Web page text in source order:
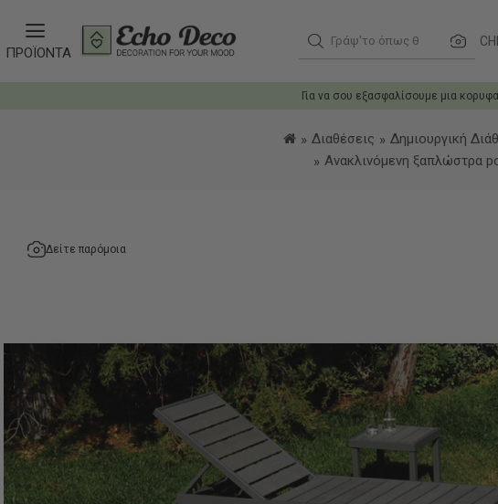
Για να σου εξασφαλίσουμε μια
ΠΡΟΪΟΝΤΑ
Γράψ'το όπως θες....
Διαθέσεις Δημιουργική
Ανακλινόμενη ξαπλώστρα
Δείτε παρόμοια